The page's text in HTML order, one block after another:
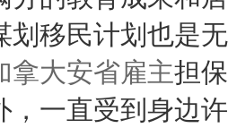
划移民计划也是
拿大安省雇主担
，一直受到身边